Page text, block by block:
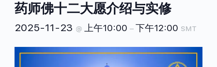
药师佛十二大愿介绍与实修
2025-11-23 @ 上午10:00 – 下午12:00 SMT